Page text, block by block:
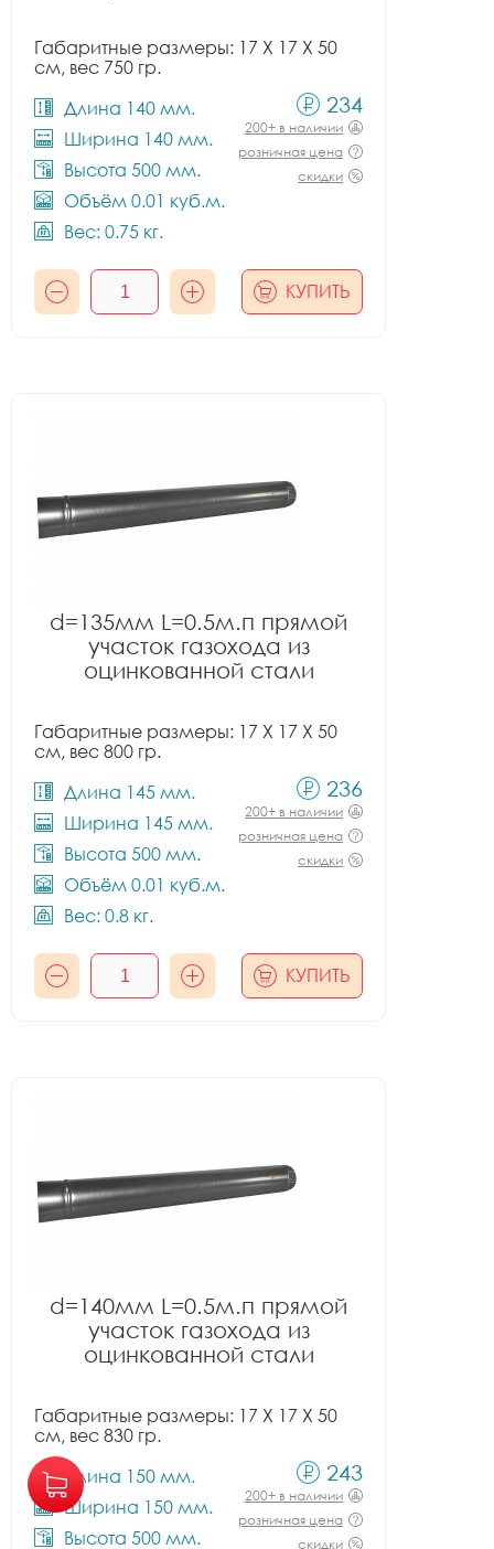
Габаритные размеры: 17 X 17 X 50
см, вес 750 гр.
Длина 140 мм.
Ширина 140 мм.
Высота 500 мм.
Объём 0.01 куб.м.
Вес: 0.75 кг.
234
200+ в наличии
розничная цена
скидки
КУПИТЬ
d=135мм L=0.5м.п прямой
участок газохода из
оцинкованной стали
Габаритные размеры: 17 X 17 X 50
см, вес 800 гр.
Длина 145 мм.
Ширина 145 мм.
Высота 500 мм.
Объём 0.01 куб.м.
Вес: 0.8 кг.
236
200+ в наличии
розничная цена
скидки
КУПИТЬ
d=140мм L=0.5м.п прямой
участок газохода из
оцинкованной стали
Габаритные размеры: 17 X 17 X 50
см, вес 830 гр.
Длина 150 мм.
Ширина 150 мм.
Высота 500 мм.
243
200+ в наличии
розничная цена
скидки